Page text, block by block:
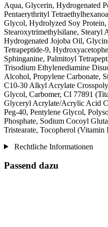
Aqua, Glycerin, Hydrogenated
Pentaerythrityl
Glycol, Hydrolyzed Soy
Stearoxytrimethylsilane,
Hydrogenated Jojoba Oil,
Tetrapeptide-9,
Sphinganine, Palmitoyl
Trisodium Ethylenediamine
Alcohol, Propylene Carbonate,
C10-30 Alkyl Acrylate
Glycol, Carbomer, CI 77891
Glyceryl Acrylate/Acrylic Acid
Peg-40, Pentylene Glycol,
Phosphate, Sodium Cocoyl
Tristearate, Tocopherol
Rechtliche Informationen
Passend dazu